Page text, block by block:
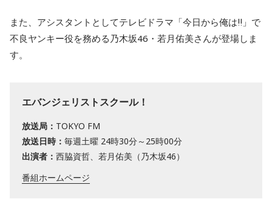
また、アシスタントとしてテレビドラマ「今日から俺は‼」で
不良ヤンキー役を務める乃木坂46・若月佑美さんが登場しま
す。
エバンジェリストスクール！
放送局： TOKYO FM
放送日時： 毎週土曜 24時30分～25時00分
出演者： 西脇資哲、若月佑美（乃木坂46）
番組ホームページ